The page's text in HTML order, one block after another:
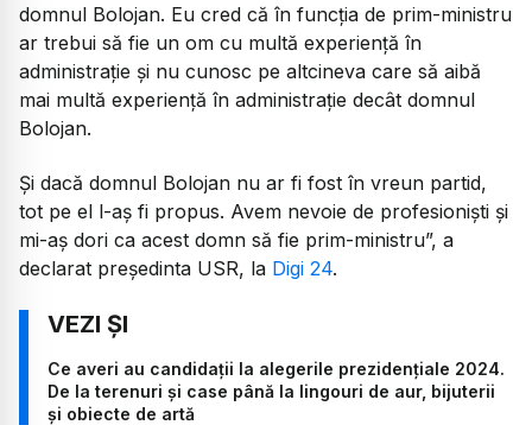
domnul Bolojan. Eu cred că în funcția de prim-ministru
ar trebui să fie un om cu multă experiență în
administrație și nu cunosc pe altcineva care să aibă
mai multă experiență în administrație decât domnul
Bolojan.
Și dacă domnul Bolojan nu ar fi fost în vreun partid,
tot pe el l-aș fi propus. Avem nevoie de profesioniști și
mi-aș dori ca acest domn să fie prim-ministru”, a
declarat președinta USR, la Digi 24.
Ce averi au candidații la alegerile prezidențiale 2024.
De la terenuri și case până la lingouri de aur, bijuterii
și obiecte de artă